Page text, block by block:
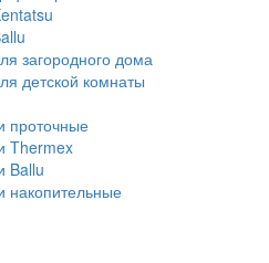
загородного дома
детской комнаты
проточные
Thermex
Ballu
накопительные